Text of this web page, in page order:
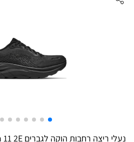
נעלי ריצה רחבות הוקה לגברים Hoka Clifton 11 2E